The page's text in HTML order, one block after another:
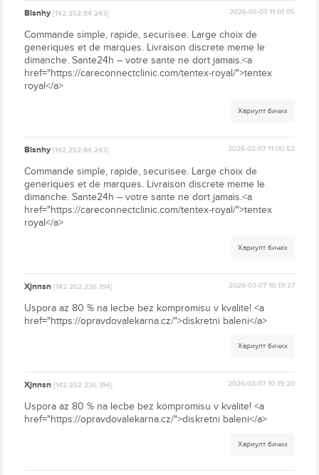
Blsnhy[142.252.84.243] 2026-03-07 11:01:05
Commande simple, rapide, securisee. Large choix de
generiques et de marques. Livraison discrete meme le
dimanche. Sante24h – votre sante ne dort jamais.<a
href="https://careconnectclinic.com/tentex-royal/">tentex
royal</a>
Хариулт бичих
Blsnhy[142.252.84.243] 2026-03-07 11:00:53
Commande simple, rapide, securisee. Large choix de
generiques et de marques. Livraison discrete meme le
dimanche. Sante24h – votre sante ne dort jamais.<a
href="https://careconnectclinic.com/tentex-royal/">tentex
royal</a>
Хариулт бичих
Xjnnsn[142.252.236.194] 2026-03-07 10:19:27
Uspora az 80 % na lecbe bez kompromisu v kvalite! <a
href="https://opravdovalekarna.cz/">diskretni baleni</a>
Хариулт бичих
Xjnnsn[142.252.236.194] 2026-03-07 10:19:20
Uspora az 80 % na lecbe bez kompromisu v kvalite! <a
href="https://opravdovalekarna.cz/">diskretni baleni</a>
Хариулт бичих